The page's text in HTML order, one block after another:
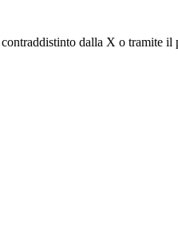
dalla X o tramite